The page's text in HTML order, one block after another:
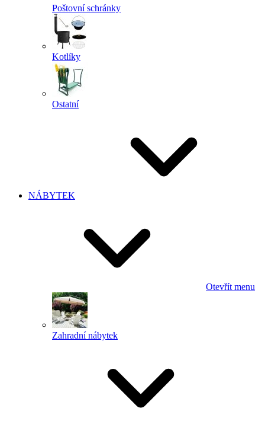
Poštovní schránky
Kotlíky
Ostatní
NÁBYTEK
Otevřít menu
Zahradní nábytek